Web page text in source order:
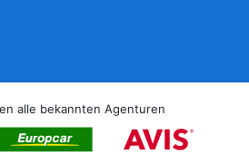
alle bekannten Agenturen